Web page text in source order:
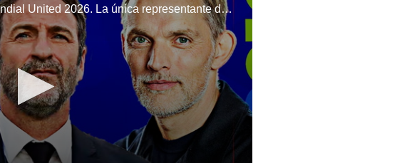
Se realizó el sorteo de la Copa Mundial United 2026. La única representante de CONCACAF, Panamá, se lleva el foco de atención, ya que, para muchos, fue ubicada en el grupo de la muerte. Gustavo Roca y Daniel Ramírez con todos los detalles.